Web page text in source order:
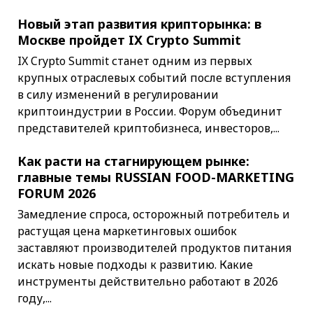
Новый этап развития крипторынка: в
Москве пройдет IX Crypto Summit
IX Crypto Summit станет одним из первых
крупных отраслевых событий после вступления
в силу изменений в регулировании
криптоиндустрии в России. Форум объединит
представителей криптобизнеса, инвесторов,...
Как расти на стагнирующем рынке:
главные темы RUSSIAN FOOD-MARKETING
FORUM 2026
Замедление спроса, осторожный потребитель и
растущая цена маркетинговых ошибок
заставляют производителей продуктов питания
искать новые подходы к развитию. Какие
инструменты действительно работают в 2026
году,...